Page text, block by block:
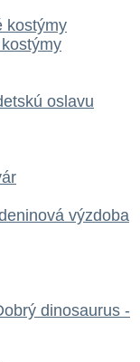
kostýmy
oslavu
výzdoba
dinosaurus -